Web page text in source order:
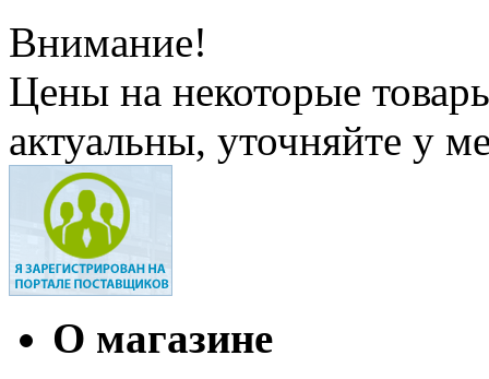
Внимание!
Цены на некоторые
актуальны, уточняйте у
О магазине